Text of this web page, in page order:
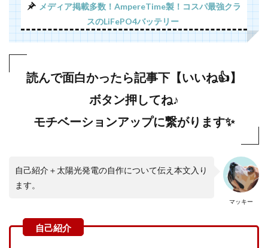
メディア掲載多数！AmpereTime製！コスパ最強クラ
スのLiFePO4バッテリー
読んで面白かったら記事下【いいね👍】
ボタン押してね♪
モチベーションアップに繋がります✨
マッキー
自己紹介＋太陽光発電の自作について伝え本文入り
ます。